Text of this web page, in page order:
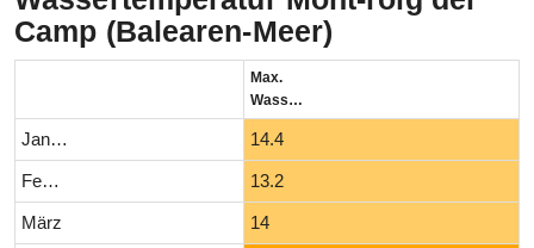
Camp (Balearen-Meer)
Max.
Wassertemperatur (°C)
Januar 14.4
Februar 13.2
März 14